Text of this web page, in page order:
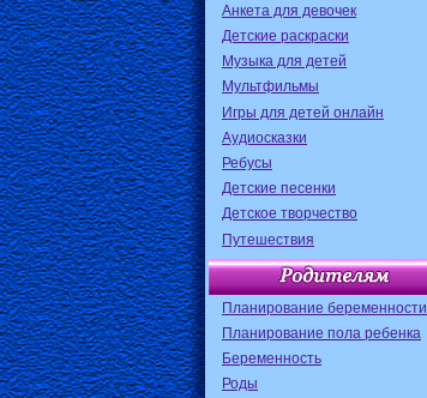
Анкета для девочек
Детские раскраски
Музыка для детей
Мультфильмы
Игры для детей онлайн
Аудиосказки
Ребусы
Детские песенки
Детское творчество
Путешествия
Планирование беременности
Планирование пола ребенка
Беременность
Роды